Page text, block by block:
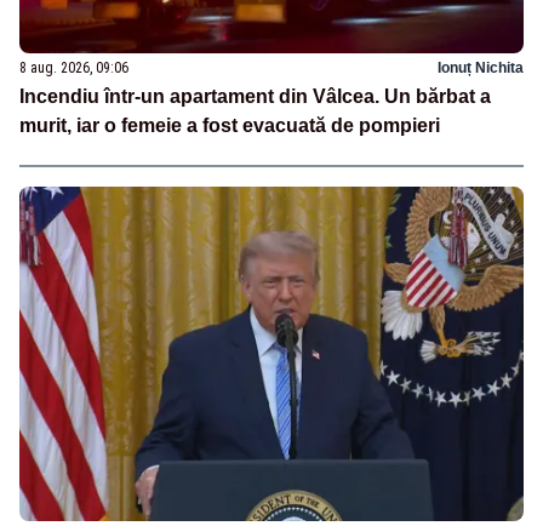
8 aug. 2026, 09:06 Ionuț Nichita
Incendiu într-un apartament din Vâlcea. Un bărbat a
murit, iar o femeie a fost evacuată de pompieri